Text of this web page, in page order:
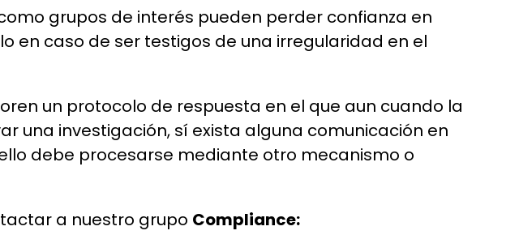
grupos de interés pueden perder confianza en
en caso de ser testigos de una irregularidad en el
un protocolo de respuesta en el que aun cuando la
una investigación, sí exista alguna comunicación en
debe procesarse mediante otro mecanismo o
a nuestro grupo Compliance: